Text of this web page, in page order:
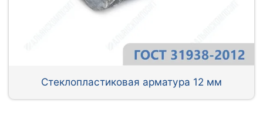
Стеклопластиковая арматура 12 мм